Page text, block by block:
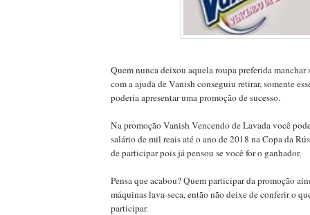
Quem nunca deixou aquela roupa preferida manchar
com a ajuda de Vanish conseguiu retirar, somente
poderia apresentar uma promoção de sucesso.
Na promoção Vanish Vencendo de Lavada você
salário de mil reais até o ano de 2018 na Copa da
de participar pois já pensou se você for o ganhador.
Pensa que acabou? Quem participar da promoção
máquinas lava-seca, então não deixe de conferir o
participar.